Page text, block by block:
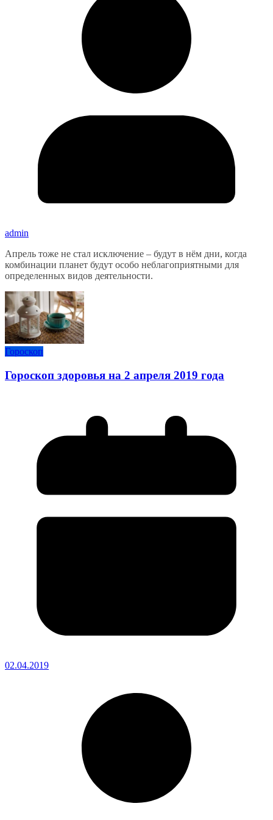
admin
Апрель тоже не стал исключение – будут в нём дни, когда
комбинации планет будут особо неблагоприятными для
определенных видов деятельности.
Гороскоп
Гороскоп здоровья на 2 апреля 2019 года
02.04.2019